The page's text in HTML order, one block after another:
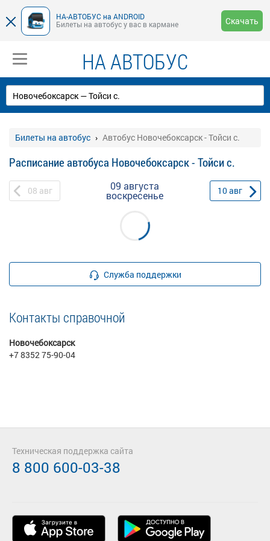
НА-АВТОБУС на ANDROID
Билеты на автобус у вас в кармане
Скачать
НА АВТОБУС
Билеты на автобус Автобус Новочебоксарск - Тойси с.
Расписание автобуса Новочебоксарск - Тойси с.
08 авг 09 августа
воскресенье 10авг
Служба поддержки
Контакты справочной
Новочебоксарск
+7 8352 75-90-04
Техническая поддержка сайта
8 800 600-03-38